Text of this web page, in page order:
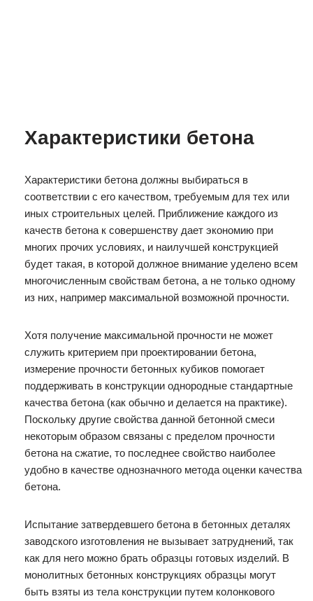
Характеристики бетона
Характеристики бетона должны выбираться в
соответствии с его качеством, требуемым для тех или
иных строительных целей. Приближение каждого из
качеств бетона к совершенству дает экономию при
многих прочих условиях, и наилучшей конструкцией
будет такая, в которой должное внимание уделено всем
многочисленным свойствам бетона, а не только одному
из них, например максимальной возможной прочности.
Хотя получение максимальной прочности не может
служить критерием при проектировании бетона,
измерение прочности бетонных кубиков помогает
поддерживать в конструкции однородные стандартные
качества бетона (как обычно и делается на практике).
Поскольку другие свойства данной бетонной смеси
некоторым образом связаны с пределом прочности
бетона на сжатие, то последнее свойство наиболее
удобно в качестве однозначного метода оценки качества
бетона.
Испытание затвердевшего бетона в бетонных деталях
заводского изготовления не вызывает затруднений, так
как для него можно брать образцы готовых изделий. В
монолитных бетонных конструкциях образцы могут
быть взяты из тела конструкции путем колонкового